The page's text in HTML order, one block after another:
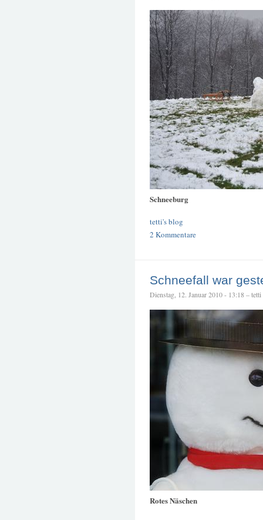
Schneeburg
tetti's blog
2 Kommentare
Schneefall war
Dienstag, 12. Januar 2010 - 13:18 – tetti
Rotes Näschen